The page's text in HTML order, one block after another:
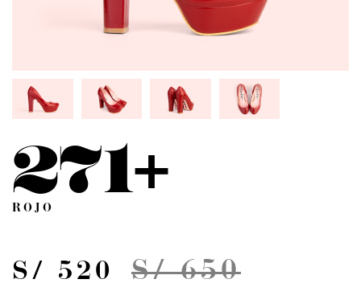
271+
ROJO
S/ 520 S/ 650